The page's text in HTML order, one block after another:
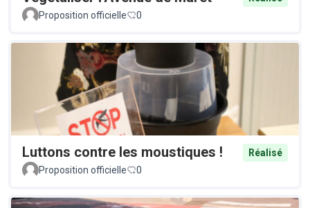
Proposition officielle
0
Luttons contre les moustiques !
Réalisé
Proposition officielle
0